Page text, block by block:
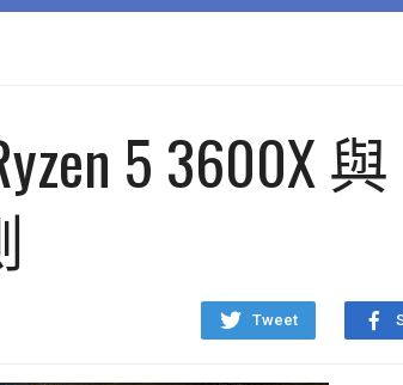
5 3600X 與
Tweet